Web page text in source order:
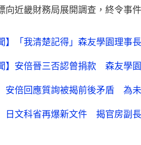
向近畿財務局展開調查，終令事
】「我清楚記得」森友學園理事
】安倍晉三否認曾捐款 森友學
安倍回應質詢被揭前後矛盾 為
日文科省再爆新文件 揭官房副